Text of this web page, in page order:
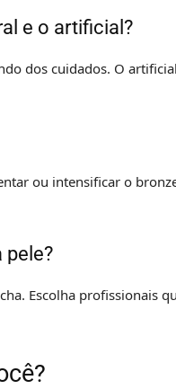
e o artificial?
dos cuidados. O
ou intensificar o
pele?
Escolha profissionais